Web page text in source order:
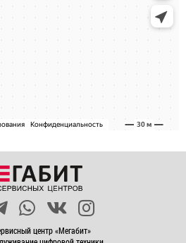
центр «Мегабит»